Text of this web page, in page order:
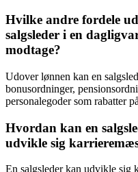
Hvilke andre fordele
salgsleder i en
modtage?
Udover lønnen kan en
bonusordninger,
personalegoder som rabatter
Hvordan kan en
udvikle sig
En salgsleder kan udvikle sig